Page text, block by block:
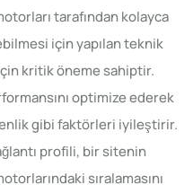
tarafından kolayca
için yapılan teknik
kritik öneme sahiptir.
optimize ederek
gibi faktörleri iyileştirir.
profili, bir sitenin
sıralamasını